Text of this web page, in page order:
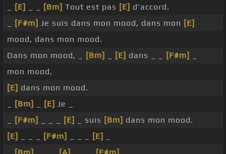
[E] [Bm] Tout est pas [E] d'accord.
[F#m] Je suis dans mon mood, dans mon [E]
mood, dans mon mood.
Dans mon mood, _
[Bm] [E] dans _ _ [F#m]
mon mood,
[E] dans mon mood.
[Bm] [E] Je _
[F#m] [E] _ suis [Bm] dans mon mood.
[E]
[F#m] [E]